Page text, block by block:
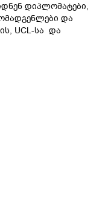
დიპლომატები,
და
UCL-სა და